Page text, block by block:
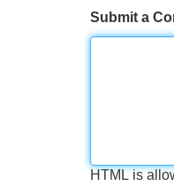
Submit a
HTML is